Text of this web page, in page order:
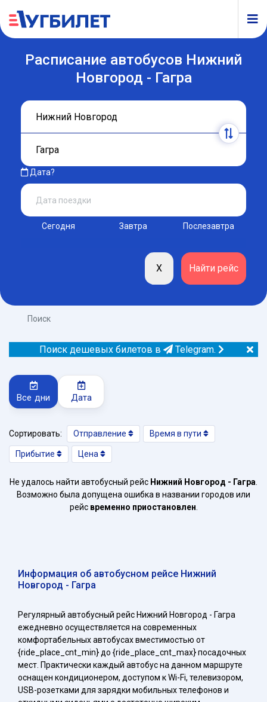
Расписание автобусов Нижний
Новгород - Гагра
Дата?
Сегодня Завтра Послезавтра
Поиск
Поиск дешевых билетов в Telegram.
Все дни Дата
Сортировать: Отправление Время в пути
Прибытие Цена
Не удалось найти автобусный рейс Нижний Новгород - Гагра
Возможно была допущена ошибка в названии городов или
рейс временно приостановлен
Информация об автобусном рейсе Нижний
Новгород - Гагра
Регулярный автобусный рейс Нижний Новгород - Гагра
ежедневно осуществляется на современных
комфортабельных автобусах вместимостью от
{ride_place_cnt_min} до {ride_place_cnt_max} посадочных
мест. Практически каждый автобус на данном маршруте
оснащен кондиционером, доступом к Wi-Fi, телевизором,
USB-розетками для зарядки мобильных телефонов и